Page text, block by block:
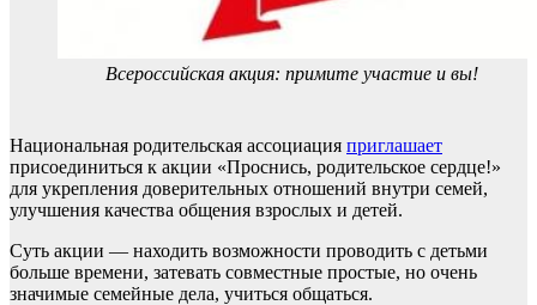
Всероссийская акция: примите участие и вы!
Национальная родительская ассоциация приглашает
присоединиться к акции «Проснись, родительское сердце!»
для укрепления доверительных отношений внутри семей,
улучшения качества общения взрослых и детей.
Суть акции — находить возможности проводить с детьми
больше времени, затевать совместные простые, но очень
значимые семейные дела, учиться общаться.